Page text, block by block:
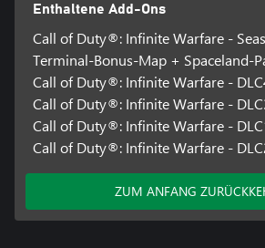
Enthaltene Add-Ons
Call of Duty®: Infinite Warfare -
Terminal-Bonus-Map + Spaceland-
Call of Duty®: Infinite Warfare -
Call of Duty®: Infinite Warfare -
Call of Duty®: Infinite Warfare -
Call of Duty®: Infinite Warfare -
ZUM ANFANG